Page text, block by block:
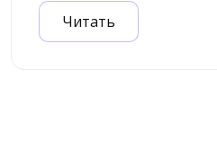
Читать